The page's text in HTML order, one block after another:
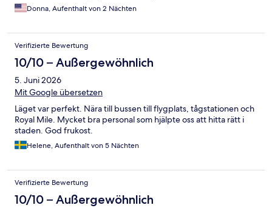
Donna, Aufenthalt von 2 Nächten
Verifizierte Bewertung
10/10 – Außergewöhnlich
5. Juni 2026
Mit Google übersetzen
Läget var perfekt. Nära till bussen till flygplats, tågstationen och
Royal Mile. Mycket bra personal som hjälpte oss att hitta rätt i
staden. God frukost.
Helene, Aufenthalt von 5 Nächten
Verifizierte Bewertung
10/10 – Außergewöhnlich